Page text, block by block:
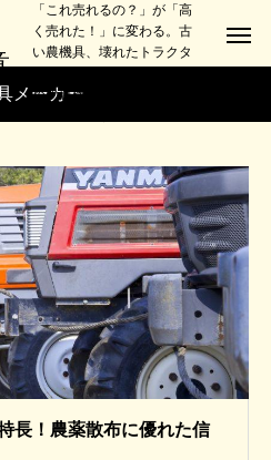
「これ売れるの？」が「高
く売れた！」に変わる。古
い農機具、壊れたトラクタ
めの農機具買取ノウハウ、
メーカー
長！農薬散布に優れた信